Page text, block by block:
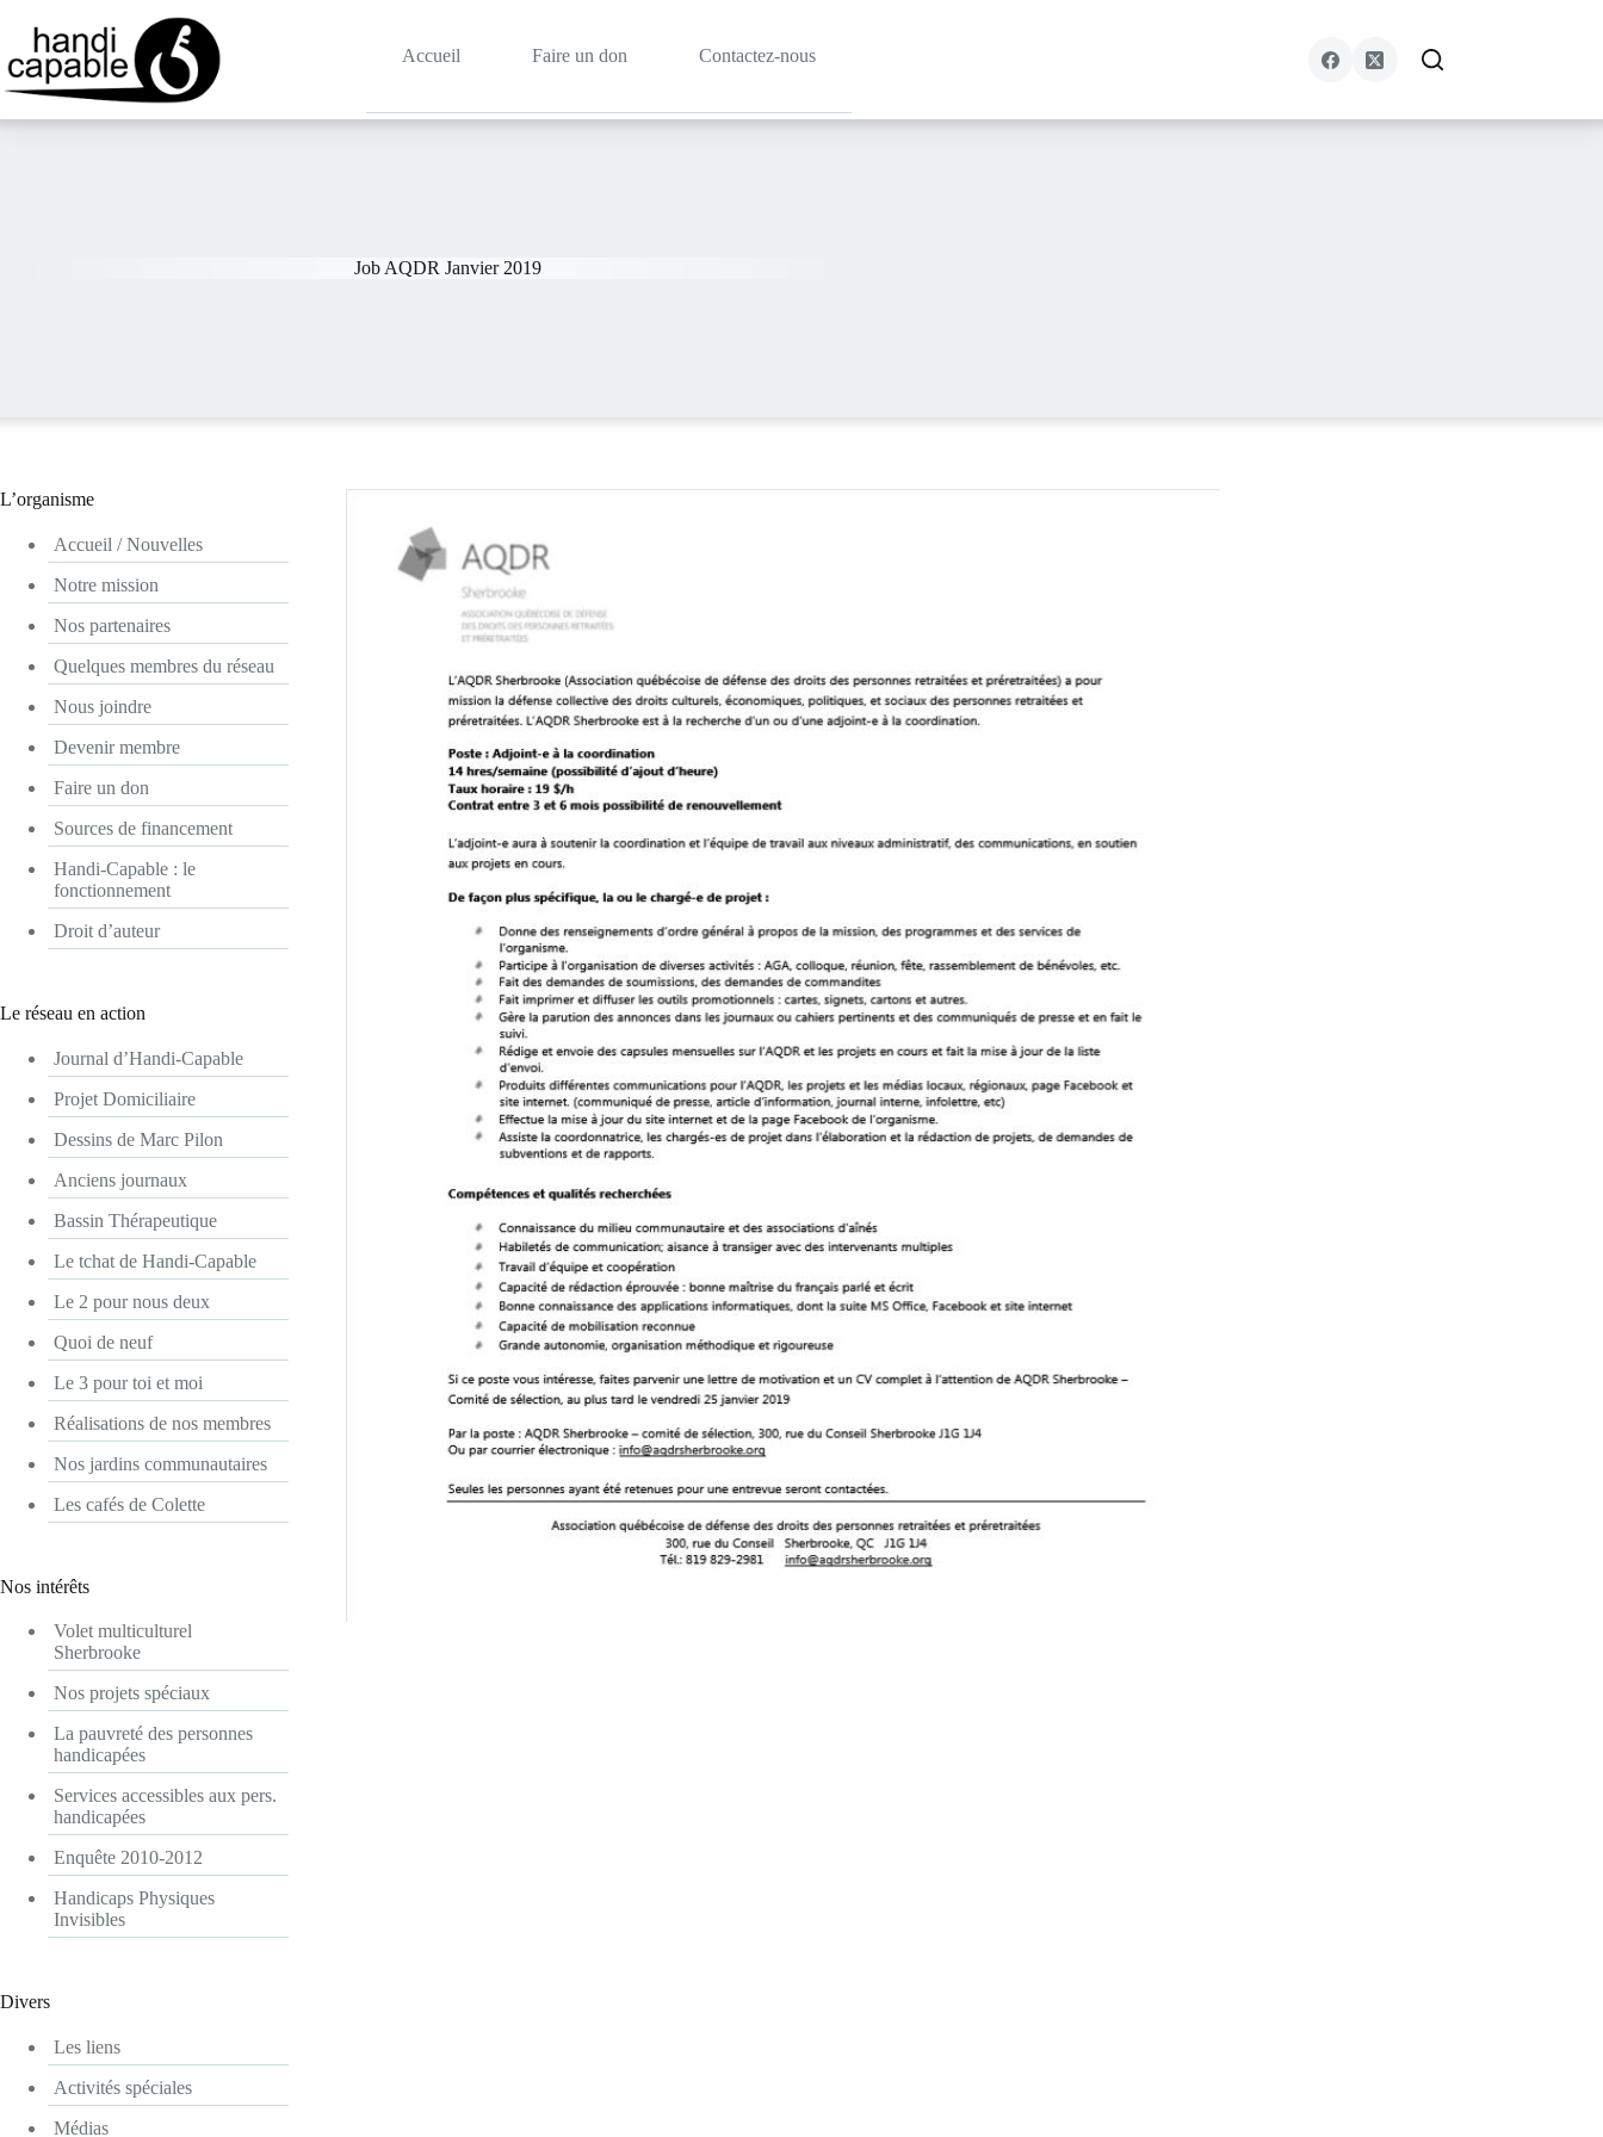
Accueil Faire un don Contactez-nous
Job AQDR Janvier 2019
L’organisme
Accueil / Nouvelles
Notre mission
Nos partenaires
Quelques membres du réseau
Nous joindre
Devenir membre
Faire un don
Sources de financement
Handi-Capable : le
fonctionnement
Droit d’auteur
Le réseau en action
Journal d’Handi-Capable
Projet Domiciliaire
Dessins de Marc Pilon
Anciens journaux
Bassin Thérapeutique
Le tchat de Handi-Capable
Le 2 pour nous deux
Quoi de neuf
Le 3 pour toi et moi
Réalisations de nos membres
Nos jardins communautaires
Les cafés de Colette
Nos intérêts
Volet multiculturel
Sherbrooke
Nos projets spéciaux
La pauvreté des personnes
handicapées
Services accessibles aux pers.
handicapées
Enquête 2010-2012
Handicaps Physiques
Invisibles
Divers
Les liens
Activités spéciales
Médias